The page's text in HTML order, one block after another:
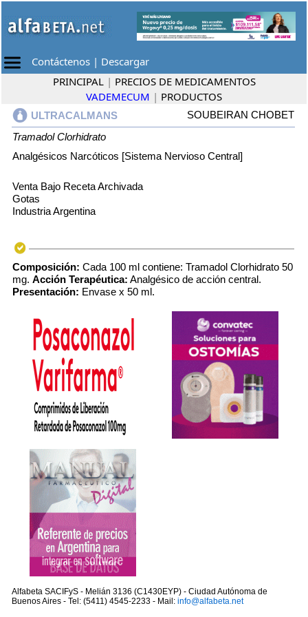
Contáctenos | Descargar
PRINCIPAL | PRECIOS DE MEDICAMENTOS
VADEMECUM | PRODUCTOS
ULTRACALMANS
SOUBEIRAN CHOBET
Tramadol Clorhidrato
Analgésicos Narcóticos [Sistema Nervioso Central]
Venta Bajo Receta Archivada
Gotas
Industria Argentina
Composición: Cada 100 ml contiene: Tramadol Clorhidrato 50
mg. Acción Terapéutica: Analgésico de acción central.
Presentación: Envase x 50 ml.
Alfabeta SACIFyS - Melián 3136 (C1430EYP) - Ciudad Autónoma de
Buenos Aires - Tel: (5411) 4545-2233 - Mail: info@alfabeta.net